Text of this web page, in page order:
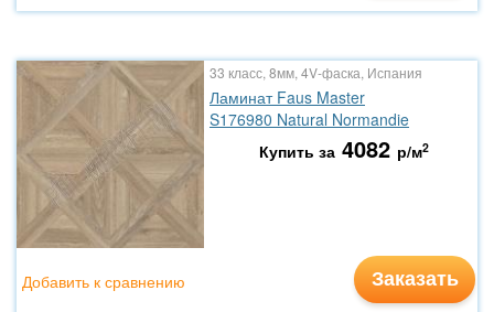
33 класс, 8мм, 4V-фаска, Испания
Ламинат Faus Master
S176980 Natural Normandie
Купить за 4082 р/м2
Заказать
Добавить к сравнению